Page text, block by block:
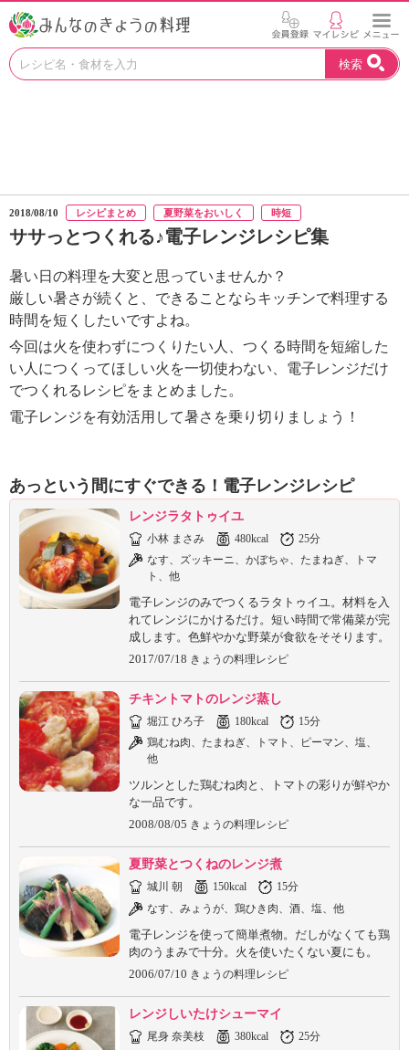
お
つ
け
う
。
K
エ
デ
ュ
ョ
ナ
ル
「
み
な
の
き
ょ
う
の
料
理
検索
2018/08/10 レシピまとめ 夏野菜をおいしく 時短
ササっとつくれる♪電子レンジレシピ集
暑い日の料理を大変と思っていませんか？
厳しい暑さが続くと、できることならキッチンで料理する
時間を短くしたいですよね。
今回は火を使わずにつくりたい人、つくる時間を短縮した
い人につくってほしい火を一切使わない、電子レンジだけ
でつくれるレシピをまとめました。
電子レンジを有効活用して暑さを乗り切りましょう！
あっという間にすぐできる！電子レンジレシピ
レンジラタトゥイユ
小林 まさみ 480kcal
25分
なす、ズッキーニ、かぼちゃ、たまねぎ、トマ
ト、他
電子レンジのみでつくるラタトゥイユ。材料を入
れてレンジにかけるだけ。短い時間で常備菜が完
成します。色鮮やかな野菜が食欲をそそります。
2017/07/18 きょうの料理レシピ
チキントマトのレンジ蒸し
堀江 ひろ子 180kcal
15分
鶏むね肉、たまねぎ、トマト、ピーマン、塩、
他
ツルンとした鶏むね肉と、トマトの彩りが鮮やか
な一品です。
2008/08/05 きょうの料理レシピ
夏野菜とつくねのレンジ煮
城川 朝 150kcal
15分
なす、みょうが、鶏ひき肉、酒、塩、他
電子レンジを使って簡単煮物。だしがなくても鶏
肉のうまみで十分。火を使いたくない夏にも。
2006/07/10 きょうの料理レシピ
レンジしいたけシューマイ
尾身 奈美枝 380kcal
25分